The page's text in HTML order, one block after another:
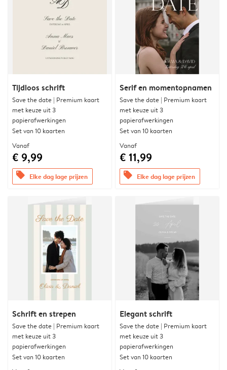
Tijdloos schrift
Save the date | Premium kaart
met keuze uit 3
papierafwerkingen
Set van 10 kaarten
Vanaf
€ 9,99
offers Elke dag lage prijzen
Serif en momentopnamen
Save the date | Premium kaart
met keuze uit 3
papierafwerkingen
Set van 10 kaarten
Vanaf
€ 11,99
offers Elke dag lage prijzen
Schrift en strepen
Save the date | Premium kaart
met keuze uit 3
papierafwerkingen
Set van 10 kaarten
Elegant schrift
Save the date | Premium kaart
met keuze uit 3
papierafwerkingen
Set van 10 kaarten